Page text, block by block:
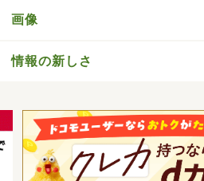
画像
情報の新しさ